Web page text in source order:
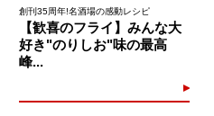
創刊35周年!名酒場の感動レシピ
【歓喜のフライ】みんな大
好き"のりしお"味の最高
峰...